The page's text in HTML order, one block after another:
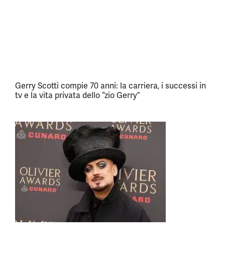
Gerry Scotti compie 70 anni: la carriera, i successi in
tv e la vita privata dello “zio Gerry”